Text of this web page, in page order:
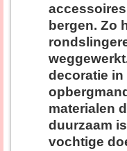
bergen. Zo
decoratie in
materialen
duurzaam
vochtige